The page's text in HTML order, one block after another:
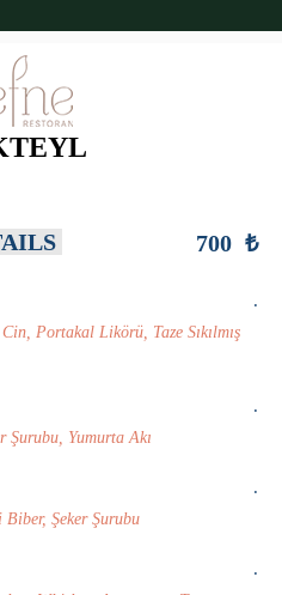
700 ₺
.
Portakal Likörü, Taze Sıkılmış
.
Şurubu, Yumurta Akı
.
Şeker Şurubu
.